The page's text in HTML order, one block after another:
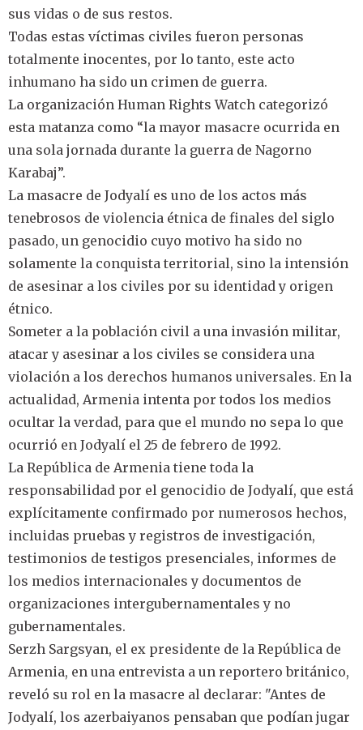
sus vidas o de sus restos.
Todas estas víctimas civiles fueron personas
totalmente inocentes, por lo tanto, este acto
inhumano ha sido un crimen de guerra.
La organización Human Rights Watch categorizó
esta matanza como “la mayor masacre ocurrida en
una sola jornada durante la guerra de Nagorno
Karabaj”.
La masacre de Jodyalí es uno de los actos más
tenebrosos de violencia étnica de finales del siglo
pasado, un genocidio cuyo motivo ha sido no
solamente la conquista territorial, sino la intensión
de asesinar a los civiles por su identidad y origen
étnico.
Someter a la población civil a una invasión militar,
atacar y asesinar a los civiles se considera una
violación a los derechos humanos universales. En la
actualidad, Armenia intenta por todos los medios
ocultar la verdad, para que el mundo no sepa lo que
ocurrió en Jodyalí el 25 de febrero de 1992.
La República de Armenia tiene toda la
responsabilidad por el genocidio de Jodyalí, que está
explícitamente confirmado por numerosos hechos,
incluidas pruebas y registros de investigación,
testimonios de testigos presenciales, informes de
los medios internacionales y documentos de
organizaciones intergubernamentales y no
gubernamentales.
Serzh Sargsyan, el ex presidente de la República de
Armenia, en una entrevista a un reportero británico,
reveló su rol en la masacre al declarar: "Antes de
Jodyalí, los azerbaiyanos pensaban que podían jugar